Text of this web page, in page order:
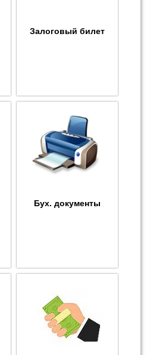
Залоговый билет
Бух. документы